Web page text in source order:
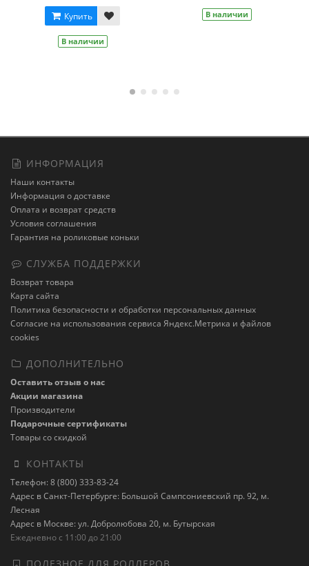
В наличии В наличии
ИНФОРМАЦИЯ
Наши контакты
Информация о доставке
Оплата и возврат средств
Условия соглашения
Гарантия на роликовые коньки
СЛУЖБА ПОДДЕРЖКИ
Возврат товара
Карта сайта
Политика безопасности и обработки персональных данных
Cогласие на использования сервиса Яндекс.Метрика и файлов
cookies
ДОПОЛНИТЕЛЬНО
Оставить отзыв о нас
Акции магазина
Производители
Подарочные сертификаты
Товары со скидкой
КОНТАКТЫ
Телефон: 8 (800) 333-83-24
Адрес в Санкт-Петербурге: Большой Сампсониевский пр. 92, м.
Лесная
Адрес в Москве: ул. Добролюбова 20, м. Бутырская
Ежедневно с 11:00 до 21:00